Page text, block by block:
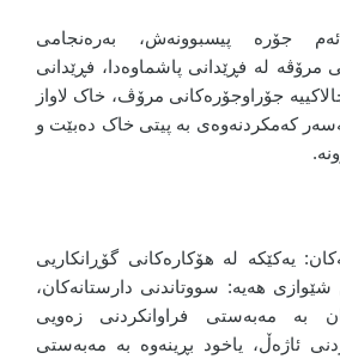
جۆرە پیسبوونەش، بەرەنجامی
مرۆڤە لە فڕێدانی پاشماوەدا، فڕێدانی
جۆراوجۆرەکانی مرۆڤ، خاک لاواز
کەمکردنەوەی بە پیتی خاک دەبێت و
یەکێکە لە هۆکارەکانی گۆڕانکاریی
هەیە: سووتاندنی دارستانەکان،
بە مەبەستی فراوانکردنی زەویی
ئاژەڵ، یاخود بڕینەوە بە مەبەستی